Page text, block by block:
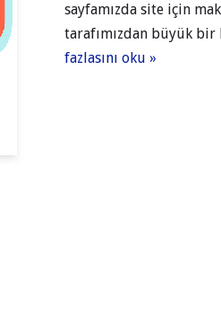
sayfamızda site için
tarafımızdan büyük bir
fazlasını oku »